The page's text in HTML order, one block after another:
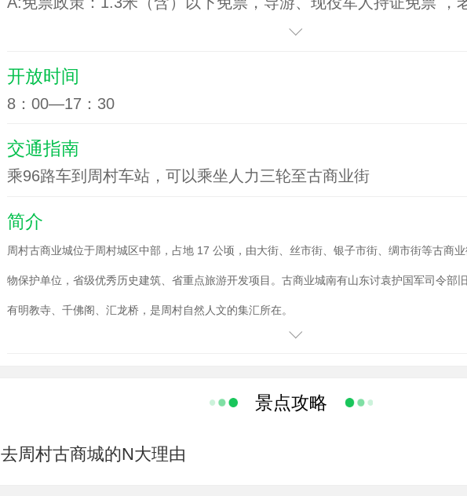
开放时间
8：00—17：30
交通指南
乘96路车到周村车站，可以乘坐人力三轮至古商业街
简介
周村古商业城位于周村城区中部，占地 17 公顷，由大街、丝市街、银子市街、绸市街等古商
物保护单位，省级优秀历史建筑、省重点旅游开发项目。古商业城南有山东讨袁护国军司令部
有明教寺、千佛阁、汇龙桥，是周村自然人文的集汇所在。
魁星阁古庙群坐落于周村古商城南首，是一座保留有清代建筑风格的寺庙建筑，也是周村现存
元君殿、魁星阁、观音殿三座不同宗教文化的大殿组成，佛、道、儒三教共处一地。主体建筑
雕工艺品。泰国、新加坡、马来西亚、美、法等国考察团多次来此考察。魁星阁古庙群是研究明
景点攻略
去周村古商城的N大理由